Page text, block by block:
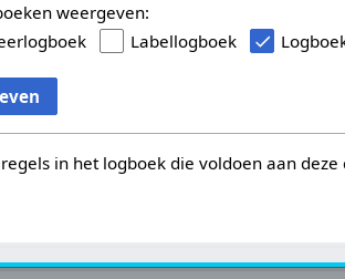
weergeven:
Labellogboek
in het logboek die voldoen aan deze